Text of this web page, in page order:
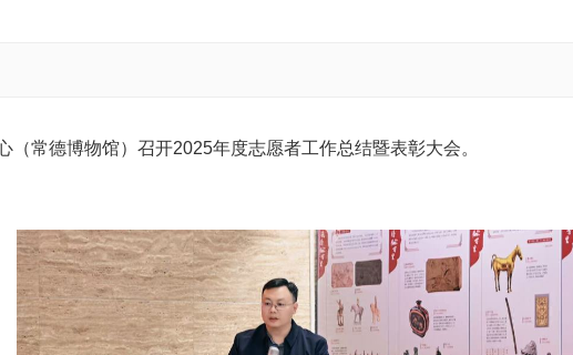
常德博物馆）召开2025年度志愿者工作总结暨表彰大会。